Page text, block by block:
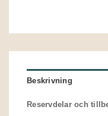
Beskrivning
Reservdelar och